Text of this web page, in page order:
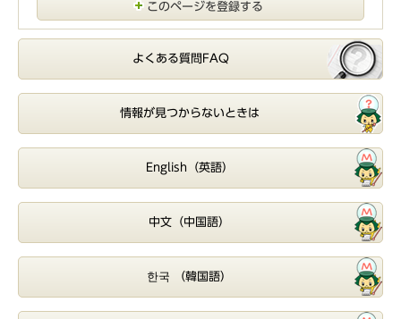
このページを登録する
よくある質問FAQ
情報が見つからないときは
English（英語）
中文（中国語）
한국 （韓国語）